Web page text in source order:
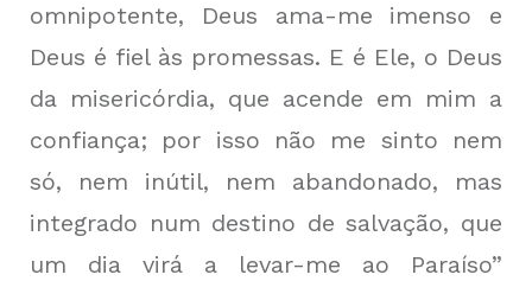
omnipotente, Deus ama-me imenso e
Deus é fiel às promessas. E é Ele, o Deus
da misericórdia, que acende em mim a
confiança; por isso não me sinto nem
só, nem inútil, nem abandonado, mas
integrado num destino de salvação, que
um dia virá a levar-me ao Paraíso”